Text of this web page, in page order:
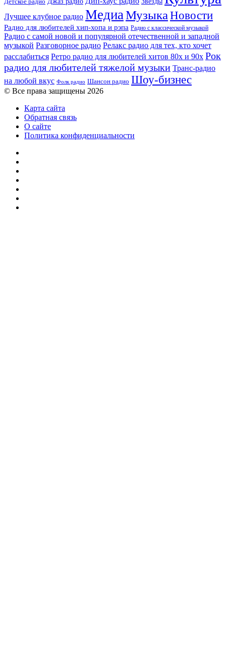
Лучшее клубное радио МедиаМузыкаНовости
Радио для любителей хип-хопа и рэпа Радио с классической музыкой
Радио с самой новой и популярной отечественной и западной
музыкой Разговорное радио Релакс радио для тех, кто хочет
расслабиться Ретро радио для любителей хитов 80х и 90х Рок
радио для любителей тяжелой музыки Транс-радио
на любой вкус Фолк радио Шансон радио Шоу-бизнес
© Все права защищены 2026
Карта сайта
Обратная связь
О сайте
Политика конфиденциальности